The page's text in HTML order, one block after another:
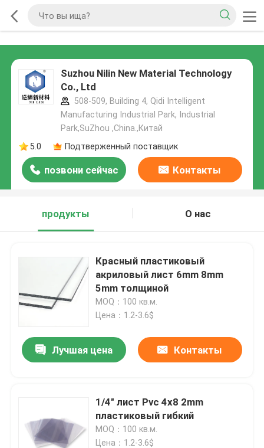
Suzhou Nilin New Material Technology
Co., Ltd
508-509, Building 4, Qidi Intelligent
Manufacturing Industrial Park, Industrial
Park,SuZhou ,China.,Китай
5.0
Подтверженный поставщик
позвони сейчас Контакты
продукты О нас
Красный пластиковый
акриловый лист 6mm 8mm
5mm толщиной
MOQ：100 кв.м.
Цена：1.2-3.6$
Лучшая цена Контакты
1/4" лист Pvc 4x8 2mm
пластиковый гибкий
MOQ：100 кв.м.
Цена：1.2-3.6$